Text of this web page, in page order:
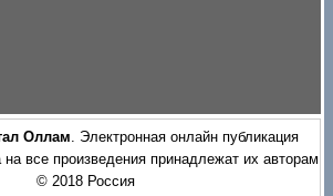
Оллам. Электронная онлайн публикация
на все произведения принадлежат их авторам
© 2018 Россия